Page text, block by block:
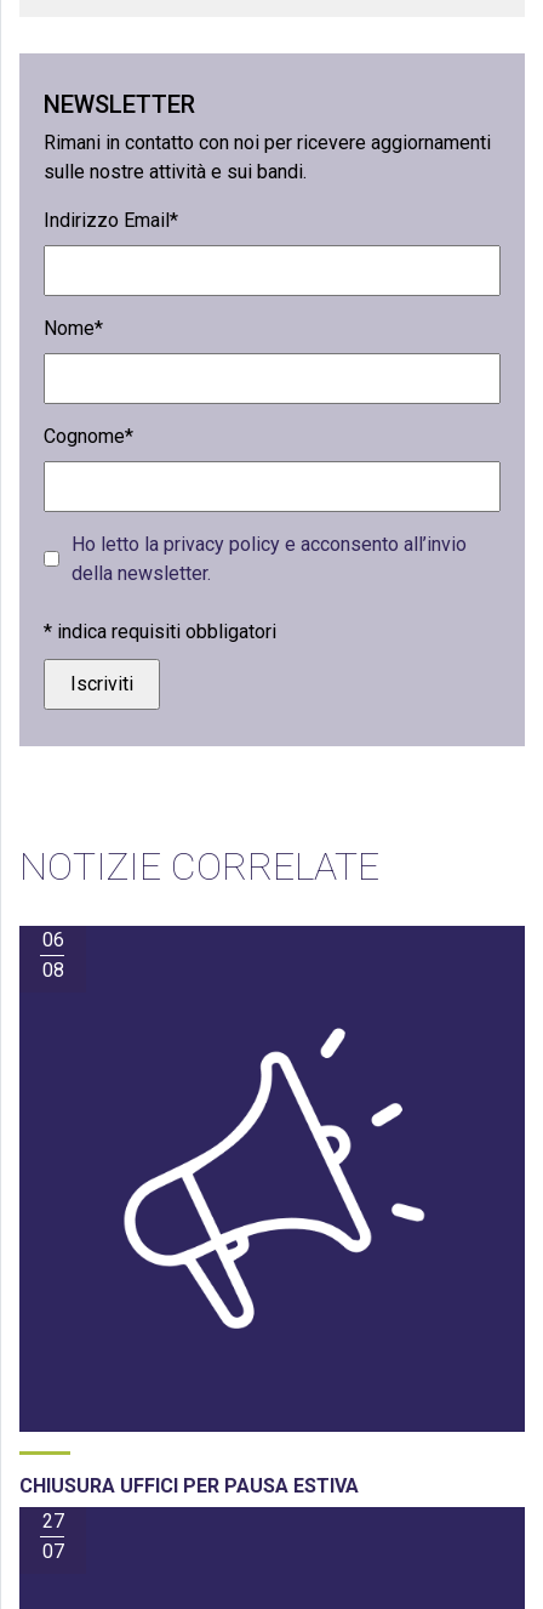
NEWSLETTER
Rimani in contatto con noi per ricevere aggiornamenti
sulle nostre attività e sui bandi.
Indirizzo Email*
Nome*
Cognome*
Ho letto la privacy policy e acconsento all’invio
della newsletter.
* indica requisiti obbligatori
NOTIZIE CORRELATE
06
08
CHIUSURA UFFICI PER PAUSA ESTIVA
27
07